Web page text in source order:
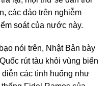
các đảo trên nghiễm
soát của nước này.
nói trên, Nhật Bản bày
rút tàu khỏi vùng biển
diễn các tình huống như